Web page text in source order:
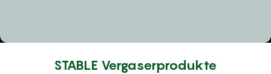
STABLE Vergaserprodukte